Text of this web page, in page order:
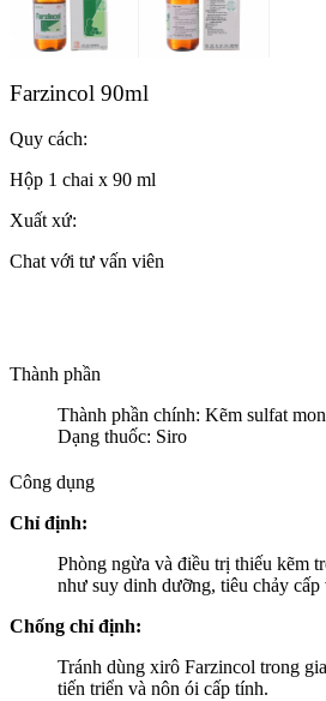
Farzincol 90ml
Quy cách:
Hộp 1 chai x 90 ml
Xuất xứ:
Chat với tư vấn viên
Thành phần
Thành phần chính: Kẽm sulfat
Dạng thuốc: Siro
Công dụng
Chỉ định:
Phòng ngừa và điều trị thiếu kẽm
như suy dinh dưỡng, tiêu chảy cấp
Chống chỉ định:
Tránh dùng xirô Farzincol trong
tiến triển và nôn ói cấp tính.